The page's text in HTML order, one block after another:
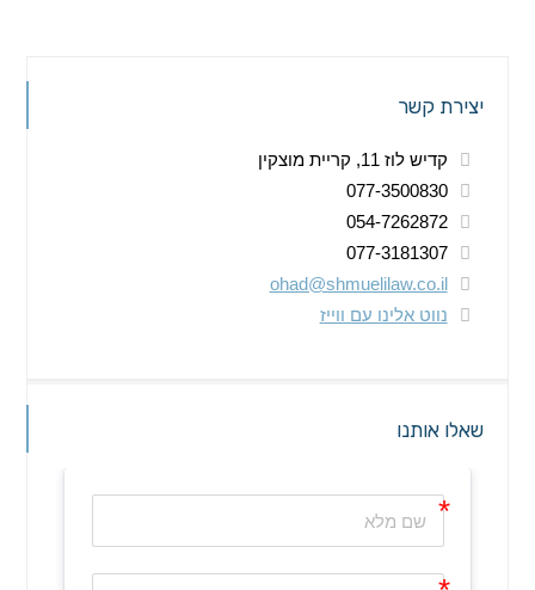
יצירת קשר
קדיש לוז 11, קריית מוצקין
077-3500830
054-7262872
077-3181307
ohad@shmuelilaw.co.il
נווט אלינו עם ווייז
שאלו אותנו